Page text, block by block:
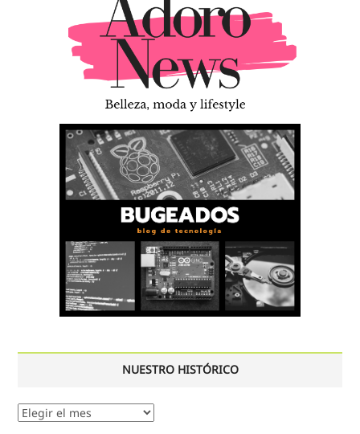
NUESTRO HISTÓRICO
Nuestro